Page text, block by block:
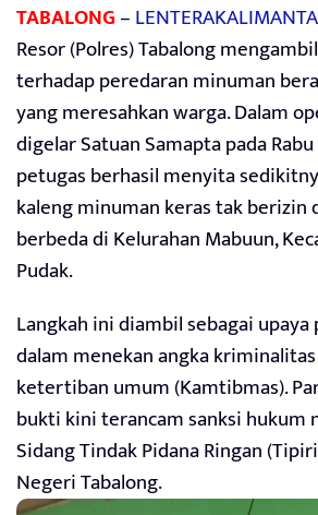
TABALONG–
Resor (Polres) Tabalong
terhadap peredaran minuman
yang meresahkan warga. Dalam
digelar Satuan Samapta pada
petugas berhasil menyita
kaleng minuman keras tak berizin
berbeda di Kelurahan Mabuun,
Pudak.
Langkah ini diambil sebagai
dalam menekan angka
ketertiban umum (Kamtibmas).
bukti kini terancam sanksi hukum
Sidang Tindak Pidana Ringan
Negeri Tabalong.